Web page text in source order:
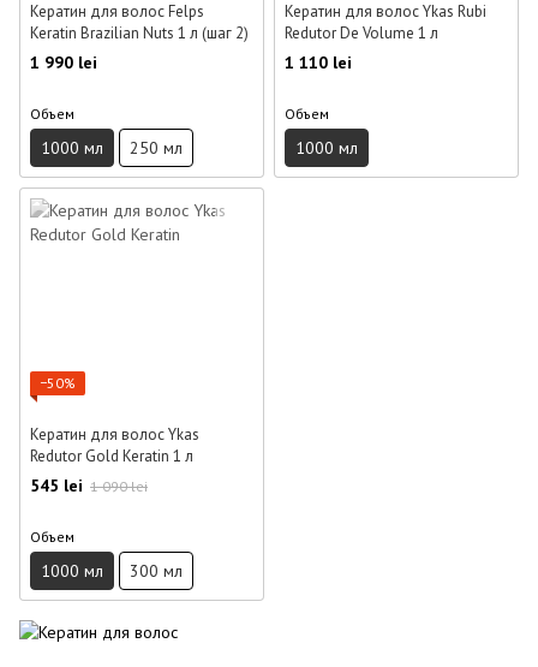
Кератин для волос Felps
Keratin Brazilian Nuts 1 л (шаг 2)
1 990 lei
Объем
1000 мл 250 мл
Кератин для волос Ykas Rubi
Redutor De Volume 1 л
1 110 lei
Объем
1000 мл
−50%
Кератин для волос Ykas
Redutor Gold Keratin 1 л
545 lei 1 090 lei
Объем
1000 мл 300 мл